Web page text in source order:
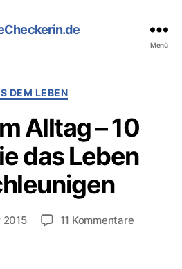
Menü
Kategorien
DEM LEBEN
Alltag – 10
das Leben
2015 11 Kommentarezu